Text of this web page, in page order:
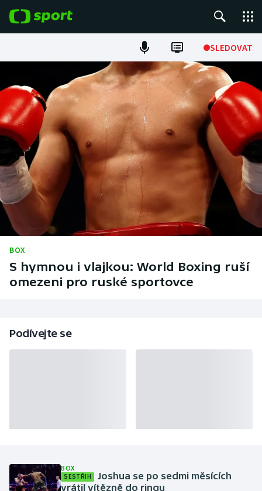
SLEDOVAT
Hokej
Tenis
Atletika
Cyklistika
DALŠÍ SPORTY
Baseball a softbal
Biatlon
Florbal
Soutěže
Aplikace ČT sport
BOX
S hymnou i vlajkou: World Boxing ruší
omezeni pro ruské sportovce
Podívejte se
BOX
SESTŘIH
Joshua se po sedmi měsících
vrátil vítězně do ringu